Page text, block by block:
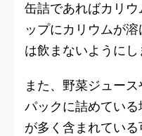
缶詰であればカリ
ップにカリウムが
は飲まないようにし
また、野菜ジュー
パックに詰めてい
が多く含まれている